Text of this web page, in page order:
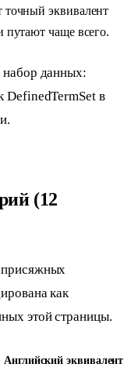
точный эквивалент
чаще всего.
набор данных:
DefinedTermSet в
(12
присяжных
как
этой страницы.
Английский эквивалент